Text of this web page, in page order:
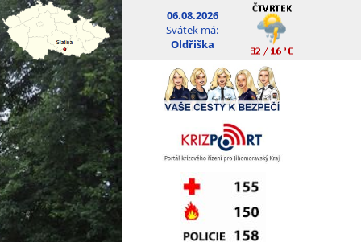
06.08.2026
Svátek má:
Oldřiška